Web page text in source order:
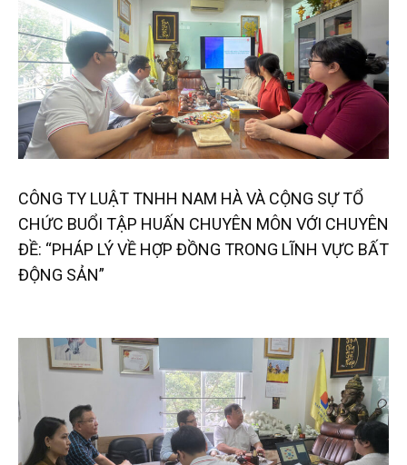
CÔNG TY LUẬT TNHH NAM HÀ VÀ CỘNG SỰ TỔ
CHỨC BUỔI TẬP HUẤN CHUYÊN MÔN VỚI CHUYÊN
ĐỀ: “PHÁP LÝ VỀ HỢP ĐỒNG TRONG LĨNH VỰC BẤT
ĐỘNG SẢN”